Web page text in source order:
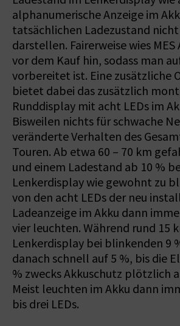
alphanumerische Anzeige im
tatsächlichen Ladezustand
darstellen. Fairerweise wies
vor dem Kauf hin, sodass man
vorbereitet ist. Eine zusätzliche
bietet dabei das zusätzlich
Runddisplay mit acht LEDs im
Bisweilen nichts für schwache
veränderte Verhalten des
Touren. Ab etwa 60 – 70 km
und einem Ladestand ab 10 %
Lenkerdisplay wie gewohnt zu
von den acht LEDs der neu
Ladeanzeige im Akku dann
vier leuchten. Während rund 15
Lenkerdisplay bei blinkenden 9
danach schnell auf 5 %, bis die
% zwecks Akkuschutz plötzlich
Meist leuchten im Akku dann
bis drei LEDs.